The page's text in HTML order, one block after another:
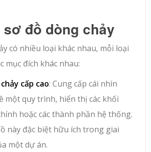
đồ dòng chảy
có nhiều loại khác nhau, mỗi loại
mục đích khác nhau:
cấp cao: Cung cấp cái nhìn
một quy trình, hiển thị các khối
hoặc các thành phần hệ thống.
này đặc biệt hữu ích trong giai
một dự án.